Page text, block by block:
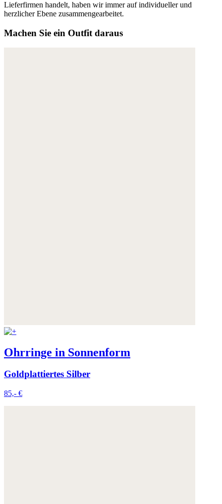
Lieferfirmen handelt, haben wir immer auf individueller und
herzlicher Ebene zusammengearbeitet.
Machen Sie ein Outfit daraus
Ohrringe in Sonnenform
Goldplattiertes Silber
85,- €